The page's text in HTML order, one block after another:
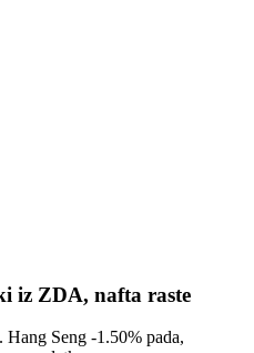
iz ZDA, nafta raste
Hang Seng -1.50% pada,